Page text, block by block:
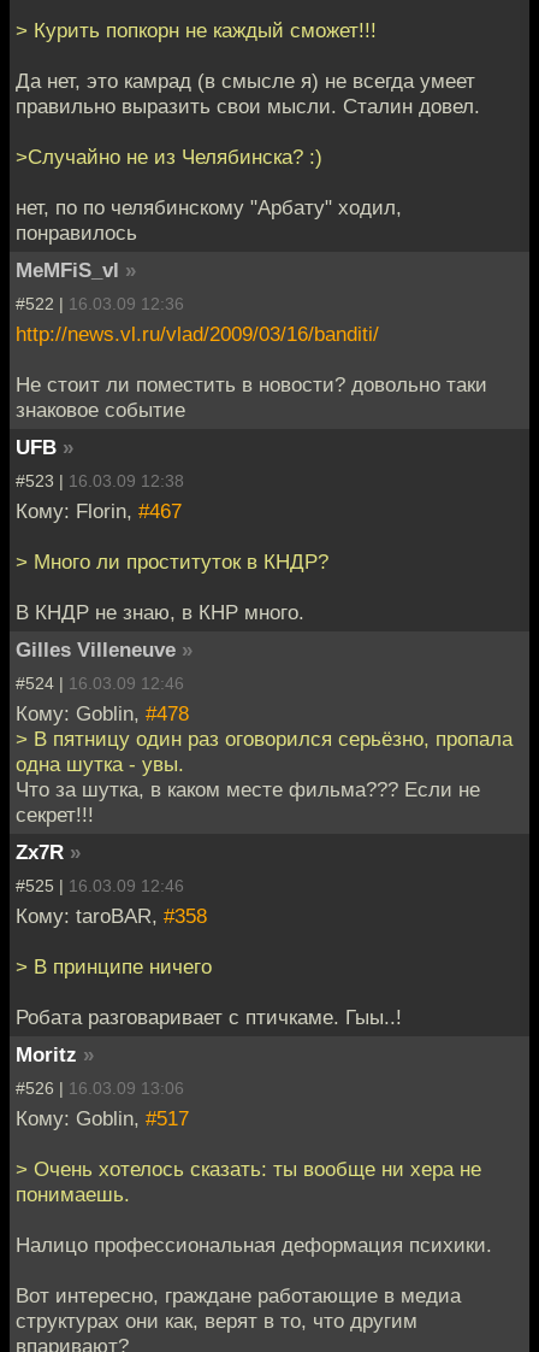
> Курить попкорн не каждый сможет!!!
Да нет, это камрад (в смысле я) не всегда умеет
правильно выразить свои мысли. Сталин довел.
>Случайно не из Челябинска? :)
нет, по по челябинскому "Арбату" ходил,
понравилось
MeMFiS_vl »
#522 | 16.03.09 12:36
http://news.vl.ru/vlad/2009/03/16/banditi/
Не стоит ли поместить в новости? довольно таки
знаковое событие
UFB »
#523 | 16.03.09 12:38
Кому: Florin, #467
> Много ли проституток в КНДР?
В КНДР не знаю, в КНР много.
Gilles Villeneuve »
#524 | 16.03.09 12:46
Кому: Goblin, #478
> В пятницу один раз оговорился серьёзно, пропала
одна шутка - увы.
Что за шутка, в каком месте фильма??? Если не
секрет!!!
Zx7R »
#525 | 16.03.09 12:46
Кому: taroBAR, #358
> В принципе ничего
Робата разговаривает с птичкаме. Гыы..!
Moritz »
#526 | 16.03.09 13:06
Кому: Goblin, #517
> Очень хотелось сказать: ты вообще ни хера не
понимаешь.
Налицо профессиональная деформация психики.
Вот интересно, граждане работающие в медиа
структурах они как, верят в то, что другим
впаривают?